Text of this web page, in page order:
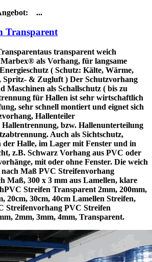
...
Transparent
aus transparent weich
als Vorhang, für langsame
( Schutz: Kälte, Wärme,
Spritz- & Zugluft ) Der Schutzvorhang
Maschinen als Schallschutz ( bis zu
für Hallen ist sehr wirtschaftlich
sehr schnell montiert und eignet sich
Hallenteiler
Hallentrennung, bzw. Hallenunterteilung
Auch als Sichtschutz,
der Halle, im Lager mit Fenster und in
z.B. Schwarz Vorhang aus PVC oder
mit oder ohne Fenster. Die weich
Maß PVC Streifenvorhang
Maß, 300 x 3 mm aus Lamellen, klare
Streifen Transparent 2mm, 200mm,
20cm, 30cm, 40cm Lamellen Streifen,
Streifenvorhang PVC Streifen
2mm, 3mm, 4mm, Transparent.